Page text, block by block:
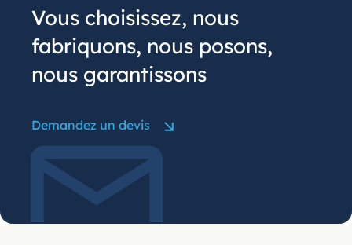
Demandez un devis
Vous choisissez, nous
fabriquons, nous posons,
nous garantissons